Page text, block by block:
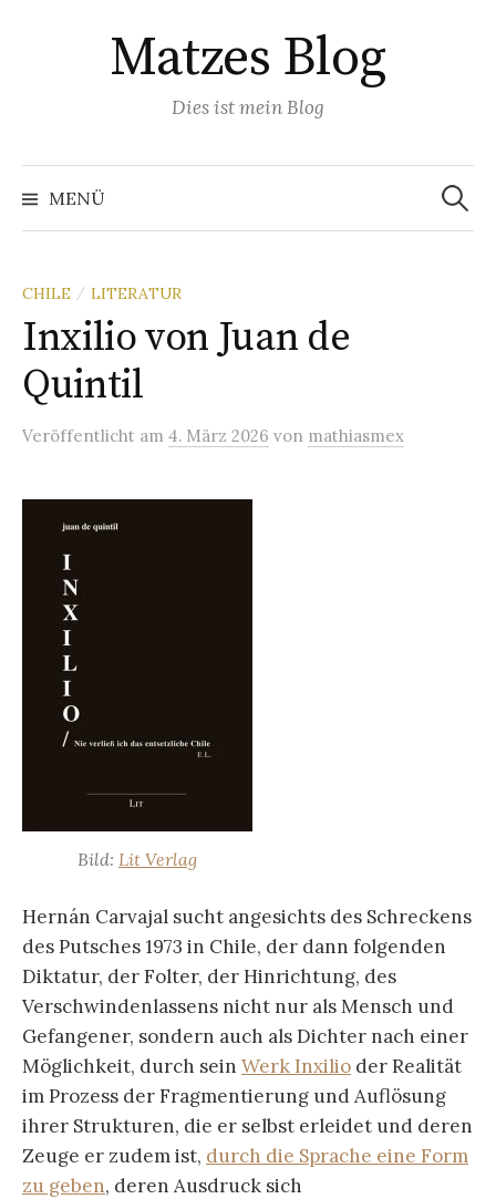
Matzes Blog
Dies ist mein Blog
MENÜ
Suchen
nach:
CHILE / LITERATUR
Inxilio von Juan de
Quintil
Veröffentlicht am 4. März 2026 von mathiasmex
Bild: Lit Verlag
Hernán Carvajal sucht angesichts des Schreckens
des Putsches 1973 in Chile, der dann folgenden
Diktatur, der Folter, der Hinrichtung, des
Verschwindenlassens nicht nur als Mensch und
Gefangener, sondern auch als Dichter nach einer
Möglichkeit, durch sein Werk Inxilio der Realität
im Prozess der Fragmentierung und Auflösung
ihrer Strukturen, die er selbst erleidet und deren
Zeuge er zudem ist, durch die Sprache eine Form
zu geben, deren Ausdruck sich